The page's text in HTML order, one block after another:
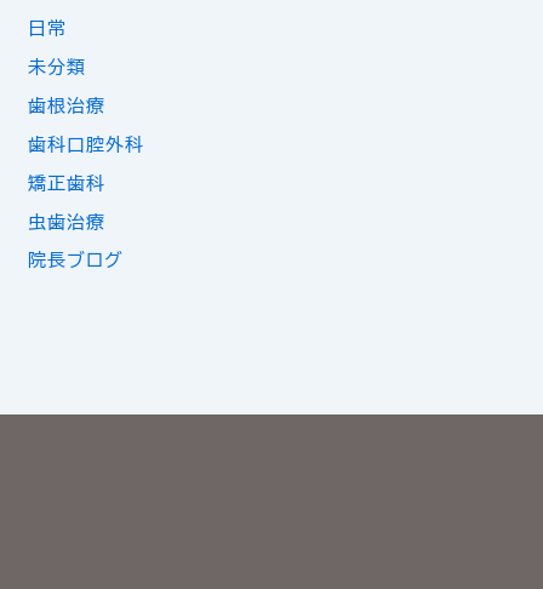
日常
未分類
歯根治療
歯科口腔外科
矯正歯科
虫歯治療
院長ブログ